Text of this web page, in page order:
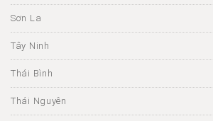
Sơn La
Tây Ninh
Thái Bình
Thái Nguyên